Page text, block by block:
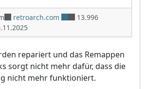
retroarch.com
13.996
repariert und das Remappen
sorgt nicht mehr dafür, dass die
nicht mehr funktioniert.